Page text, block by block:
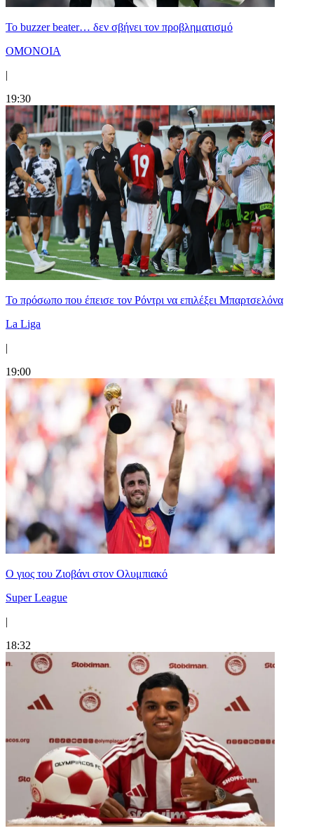
Το buzzer beater… δεν σβήνει τoν προβληματισμό
ΟΜΟΝΟΙΑ
|
19:30
Το πρόσωπο που έπεισε τον Ρόντρι να επιλέξει Μπαρτσελόνα
La Liga
|
19:00
Ο γιος του Ζιοβάνι στον Ολυμπιακό
Super League
|
18:32